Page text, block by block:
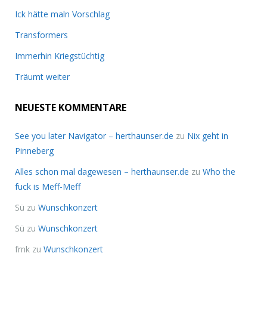
Ick hätte maln Vorschlag
Transformers
Immerhin Kriegstüchtig
Träumt weiter
NEUESTE KOMMENTARE
See you later Navigator – herthaunser.de zu Nix geht in
Pinneberg
Alles schon mal dagewesen – herthaunser.de zu Who the
fuck is Meff-Meff
Sü zu Wunschkonzert
Sü zu Wunschkonzert
frnk zu Wunschkonzert